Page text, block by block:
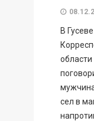
В
сел в